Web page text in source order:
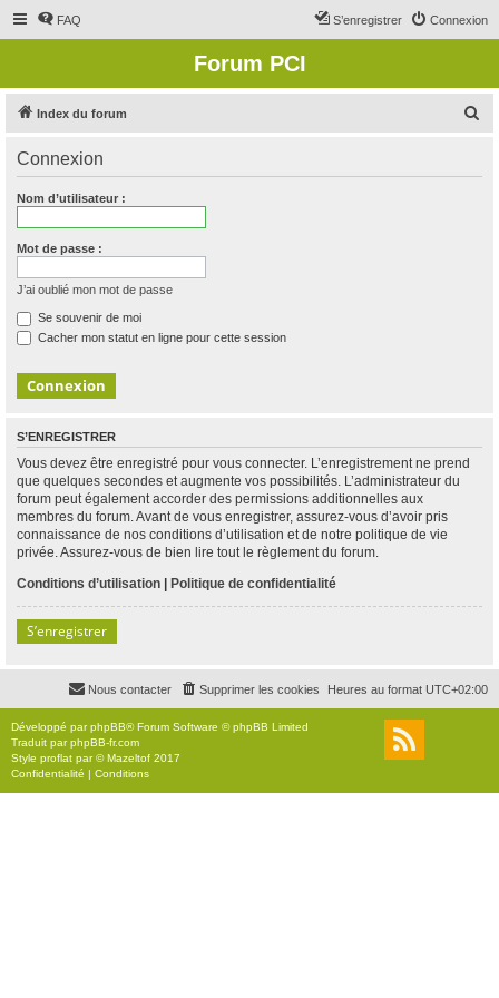
FAQ Connexion
S’enregistrer
Forum PCI
Index du forum
Connexion
Nom d’utilisateur :
Mot de passe :
J’ai oublié mon mot de passe
Se souvenir de moi
Cacher mon statut en ligne pour cette session
S’ENREGISTRER
Vous devez être enregistré pour vous connecter. L’enregistrement ne prend
que quelques secondes et augmente vos possibilités. L’administrateur du
forum peut également accorder des permissions additionnelles aux
membres du forum. Avant de vous enregistrer, assurez-vous d’avoir pris
connaissance de nos conditions d’utilisation et de notre politique de vie
privée. Assurez-vous de bien lire tout le règlement du forum.
Conditions d’utilisation | Politique de confidentialité
S’enregistrer
Heures au format UTC+02:00
Supprimer les cookies
Nous contacter
Développé parphpBB® Forum Software © phpBB Limited
Traduit parphpBB-fr.com
Style proflat par ©Mazeltof 2017
Confidentialité | Conditions